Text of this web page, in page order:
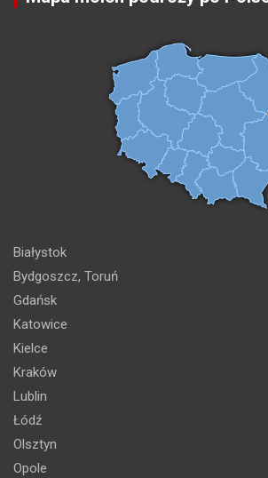
Białystok
Bydgoszcz, Toruń
Gdańsk
Katowice
Kielce
Kraków
Lublin
Łódź
Olsztyn
Opole